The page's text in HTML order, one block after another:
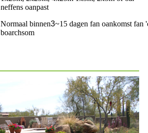
neffens oanpast
Normaal binnen3~15 dagen fan oankomst fan
boarchsom